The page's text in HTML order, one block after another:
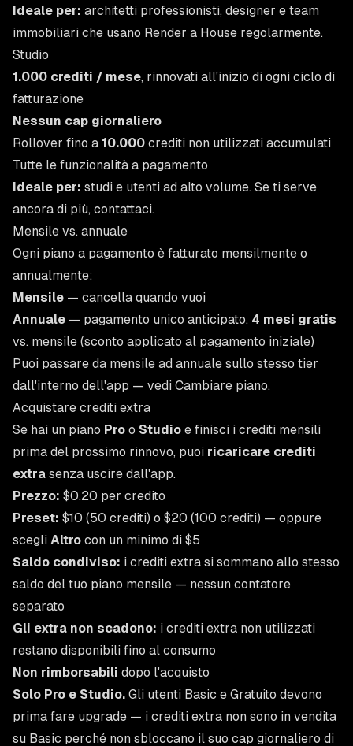
Ideale per: architetti professionisti, designer e team
immobiliari che usano Render a House regolarmente.
Studio
1.000 crediti / mese, rinnovati all'inizio di ogni ciclo di
fatturazione
Nessun cap giornaliero
Rollover fino a 10.000 crediti non utilizzati accumulati
Tutte le funzionalità a pagamento
Ideale per: studi e utenti ad alto volume. Se ti serve
ancora di più, contattaci.
Mensile vs. annuale
Ogni piano a pagamento è fatturato mensilmente o
annualmente:
Mensile — cancella quando vuoi
Annuale — pagamento unico anticipato, 4 mesi gratis
vs. mensile (sconto applicato al pagamento iniziale)
Puoi passare da mensile ad annuale sullo stesso tier
dall'interno dell'app — vedi Cambiare piano.
Acquistare crediti extra
Se hai un piano Pro o Studio e finisci i crediti mensili
prima del prossimo rinnovo, puoi ricaricare crediti
extra senza uscire dall'app.
Prezzo: $0.20 per credito
Preset: $10 (50 crediti) o $20 (100 crediti) — oppure
scegli Altro con un minimo di $5
Saldo condiviso: i crediti extra si sommano allo stesso
saldo del tuo piano mensile — nessun contatore
separato
Gli extra non scadono: i crediti extra non utilizzati
restano disponibili fino al consumo
Non rimborsabili dopo l'acquisto
Solo Pro e Studio. Gli utenti Basic e Gratuito devono
prima fare upgrade — i crediti extra non sono in vendita
su Basic perché non sbloccano il suo cap giornaliero di